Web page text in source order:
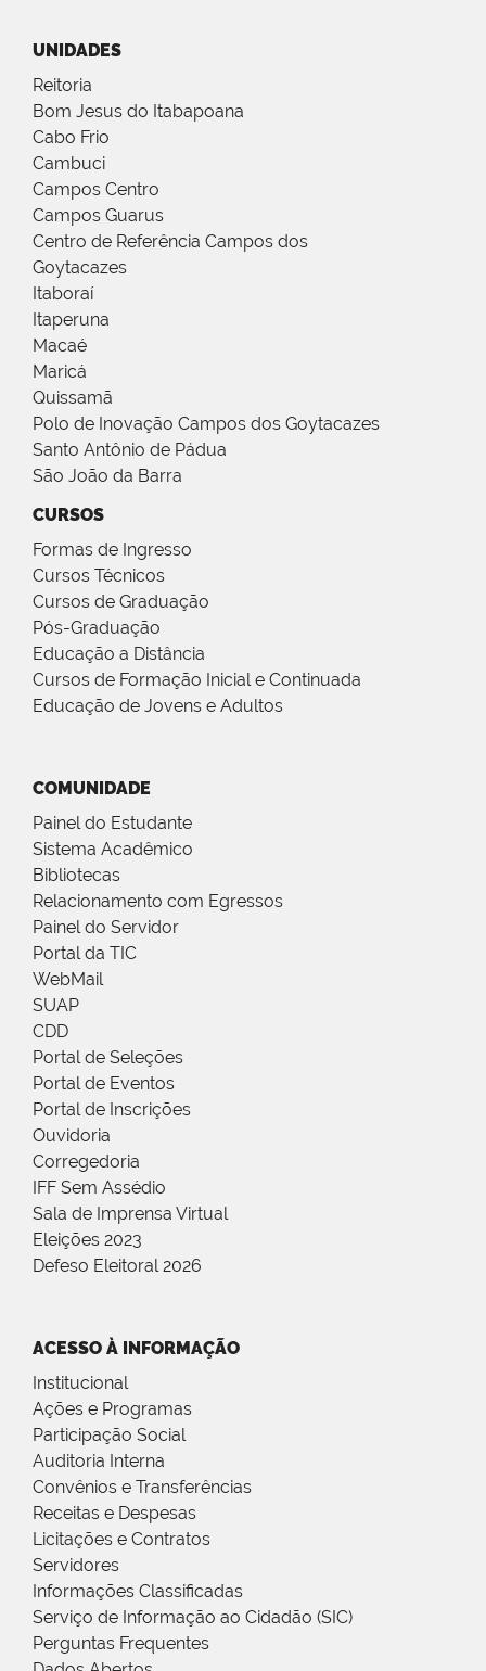
UNIDADES
Reitoria
Bom Jesus do Itabapoana
Cabo Frio
Cambuci
Campos Centro
Campos Guarus
Centro de Referência Campos dos
Goytacazes
Itaboraí
Itaperuna
Macaé
Maricá
Quissamã
Polo de Inovação Campos dos Goytacazes
Santo Antônio de Pádua
São João da Barra
CURSOS
Formas de Ingresso
Cursos Técnicos
Cursos de Graduação
Pós-Graduação
Educação a Distância
Cursos de Formação Inicial e Continuada
Educação de Jovens e Adultos
COMUNIDADE
Painel do Estudante
Sistema Acadêmico
Bibliotecas
Relacionamento com Egressos
Painel do Servidor
Portal da TIC
WebMail
SUAP
CDD
Portal de Seleções
Portal de Eventos
Portal de Inscrições
Ouvidoria
Corregedoria
IFF Sem Assédio
Sala de Imprensa Virtual
Eleições 2023
Defeso Eleitoral 2026
ACESSO À INFORMAÇÃO
Institucional
Ações e Programas
Participação Social
Auditoria Interna
Convênios e Transferências
Receitas e Despesas
Licitações e Contratos
Servidores
Informações Classificadas
Serviço de Informação ao Cidadão (SIC)
Perguntas Frequentes